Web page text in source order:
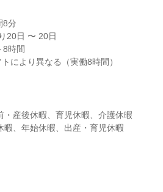
8分
20日 〜 20日
8時間
により異なる（実働8時間）
暇、年始休暇、出産・育児休暇